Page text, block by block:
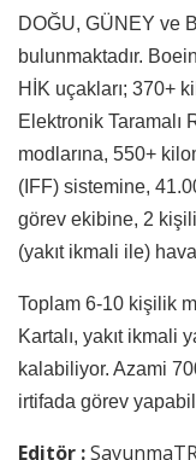
DOĞU, GÜNEY ve
bulunmaktadır.
HİK uçakları; 370+
Elektronik Taramalı
modlarına, 550+
(IFF) sistemine,
görev ekibine, 2
(yakıt ikmali ile)
Toplam 6-10 kişilik
Kartalı, yakıt ikmali
kalabiliyor. Azami
irtifada görev
Editör :